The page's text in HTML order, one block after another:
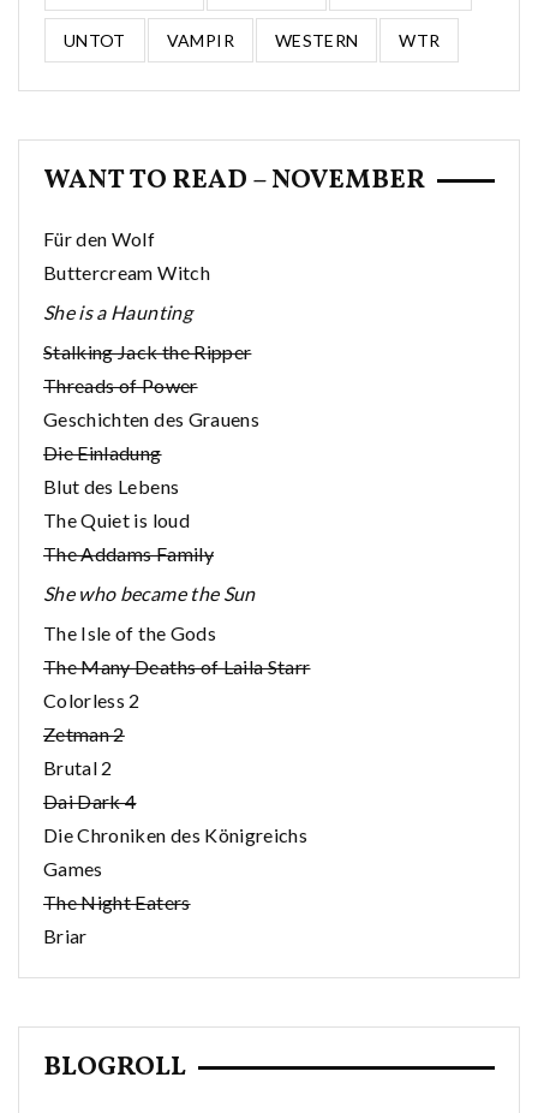
UNTOT VAMPIR WESTERN WTR
WANT TO READ – NOVEMBER
Für den Wolf
Buttercream Witch
She is a Haunting
Stalking Jack the Ripper
Threads of Power
Geschichten des Grauens
Die Einladung
Blut des Lebens
The Quiet is loud
The Addams Family
She who became the Sun
The Isle of the Gods
The Many Deaths of Laila Starr
Colorless 2
Zetman 2
Brutal 2
Dai Dark 4
Die Chroniken des Königreichs
Games
The Night Eaters
Briar
BLOGROLL